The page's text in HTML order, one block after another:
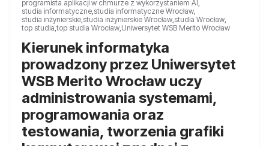
programista aplikacji w chmurze z wykorzystaniem AI,
studia informatyczne,studia informatyczne Wrocław,
studia inżynierskie,studia inżynierskie Wrocław,studia Wrocław,
top studia,top studia Wrocław,Uniwersytet WSB Merito Wrocław
Kierunek informatyka
prowadzony przez Uniwersytet
WSB Merito Wrocław uczy
administrowania systemami,
programowania oraz
testowania, tworzenia grafiki